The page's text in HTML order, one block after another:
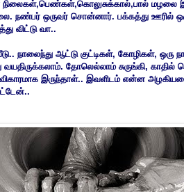
நிலைகள்,பெண்கள்,கொலுசுக்கால்,பால் மழலை
நண்பர் ஒருவர் சொன்னார். பக்கத்து ஊரில் ஒரு
விட்டு வா..
நாலைந்து ஆட்டு குட்டிகள், கோழிகள், ஒரு
தோலெல்லாம் சுருங்கி, காதில்
விகாரமாக இருந்தாள்.. இவளிடம் என்ன